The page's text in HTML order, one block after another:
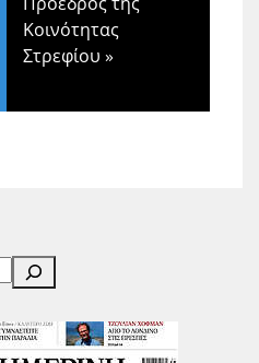
Κοινότητας
Στρεφίου »